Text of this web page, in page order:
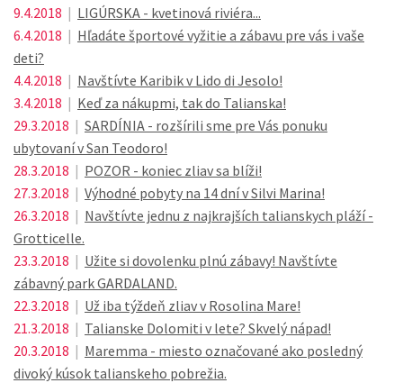
9.4.2018 | LIGÚRSKA - kvetinová riviéra...
6.4.2018 | Hľadáte športové vyžitie a zábavu pre vás i vaše
deti?
4.4.2018 | Navštívte Karibik v Lido di Jesolo!
3.4.2018 | Keď za nákupmi, tak do Talianska!
29.3.2018 | SARDÍNIA - rozšírili sme pre Vás ponuku
ubytovaní v San Teodoro!
28.3.2018 | POZOR - koniec zliav sa blíži!
27.3.2018 | Výhodné pobyty na 14 dní v Silvi Marina!
26.3.2018 | Navštívte jednu z najkrajších talianskych pláží -
Grotticelle.
23.3.2018 | Užite si dovolenku plnú zábavy! Navštívte
zábavný park GARDALAND.
22.3.2018 | Už iba týždeň zliav v Rosolina Mare!
21.3.2018 | Talianske Dolomiti v lete? Skvelý nápad!
20.3.2018 | Maremma - miesto označované ako posledný
divoký kúsok talianskeho pobrežia.